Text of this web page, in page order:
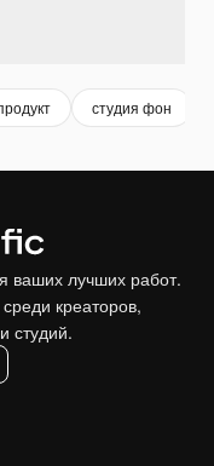
студия фон
ваших лучших работ.
креаторов,
студий.